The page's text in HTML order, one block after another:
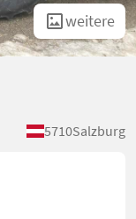
weitere
5710Salzburg